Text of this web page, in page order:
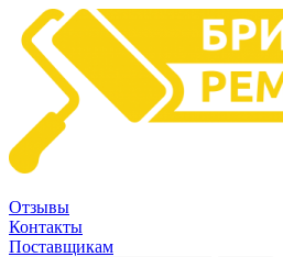
Отзывы
Контакты
Поставщикам